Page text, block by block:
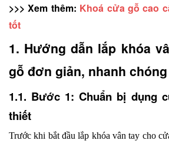
>>> Xem thêm: Khoá cửa gỗ cao
tốt
1. Hướng dẫn lắp khóa
gỗ đơn giản, nhanh chóng
1.1. Bước 1: Chuẩn bị dụng
thiết
Trước khi bắt đầu lắp khóa vân tay cho